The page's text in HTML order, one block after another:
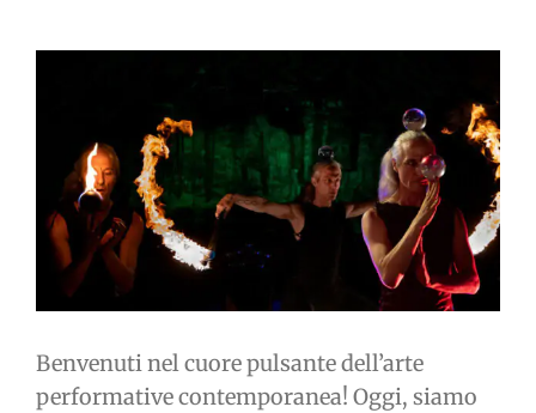
Benvenuti nel cuore pulsante dell’arte
performative contemporanea! Oggi, siamo